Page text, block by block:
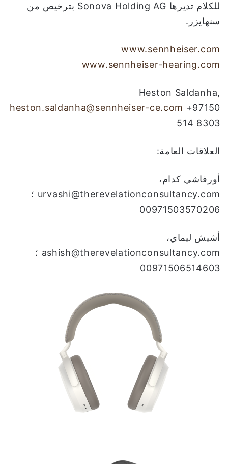
للكلام تديرها Sonova Holding AG بترخيص من
سنهايزر.
www.sennheiser.com
www.sennheiser-hearing.com
Heston Saldanha,
heston.saldanha@sennheiser-ce.com +97150
514 8303
العلاقات العامة:
أورفاشي كدام،
urvashi@therevelationconsultancy.com ؛
00971503570206
أشيش ليماي،
ashish@therevelationconsultancy.com ؛
00971506514603